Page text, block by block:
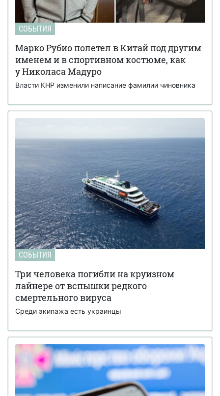
СОБЫТИЯ
Марко Рубио полетел в Китай под другим
именем и в спортивном костюме, как
у Николаса Мадуро
Власти КНР изменили написание фамилии чиновника
СОБЫТИЯ
Три человека погибли на круизном
лайнере от вспышки редкого
смертельного вируса
Среди экипажа есть украинцы